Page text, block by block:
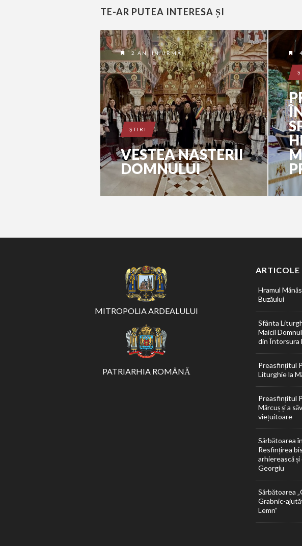
TE-AR PUTEA INTERESA ȘI
2 ANI ÎN URMĂ
ŞTIRI
VESTEA NASTERII
DOMNULUI
MITROPOLIA ARDEALULUI
PATRIARHIA ROMÂNĂ
ARTICOLE
Hramul
Buzăului
Sfânta
Maicii
din Întorsura
Preasfințitul
Liturghie la
Preasfințitul
Mărcuș și a
viețuitoare
Sărbătoarea
Resfințirea
arhierească
Georgiu
Sărbătoarea
Grabnic-
Lemn”